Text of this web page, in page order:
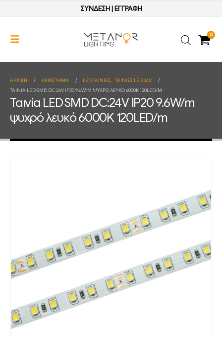
ΣΥΝΔΕΣΗ| ΕΓΓΡΑΦΗ
0
ΑΡΧΙΚΉ ΚΑΤΆΣΤΗΜΑ LED ΤΑΙΝΙΕΣ, ΤΑΙΝΙΕΣ LED 24V
ΤΑΙΝΊΑ LED SMD DC:24V IP20 9.6W/M ΨΥΧΡΌ ΛΕΥΚΌ 6000K 120LED/M
Ταινία LED SMD DC:24V IP20 9.6W/m
ψυχρό λευκό 6000K 120LED/m